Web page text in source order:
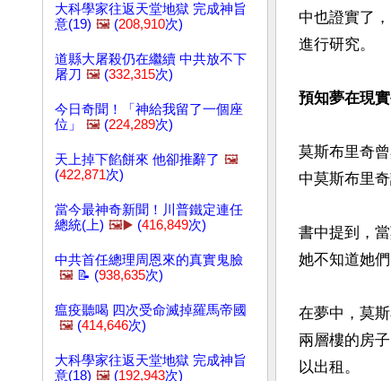
大科學家往返天堂地獄 完成神旨
意(19) 🖼️ (208,910次)
道縣大屠殺仍在繼續 中共放不下
屠刀 🖼️ (332,315次)
今日奇聞！「神給我留了一個座
位」
🖼️ (224,289次)
天上掉下餡餅來 他卻推辭了 🖼️
(422,871次)
當今最神奇新聞！川普鐵定連任
總統(上) 🖼️▶️ (416,849次)
中共首任總理周恩來的真實鬼臉
🖼️ 📝 (938,635次)
瘟疫聽喝 四次受命滅掉羅馬帝國
🖼️ (414,646次)
大科學家往返天堂地獄 完成神旨
意(18) 🖼️ (192,943次)
中也證實了
進行研究。
預知夢在現
莫斯布里奇
中莫斯布里
書中提到，
她不知道她
在夢中，莫
兩層樓的房
以出租。